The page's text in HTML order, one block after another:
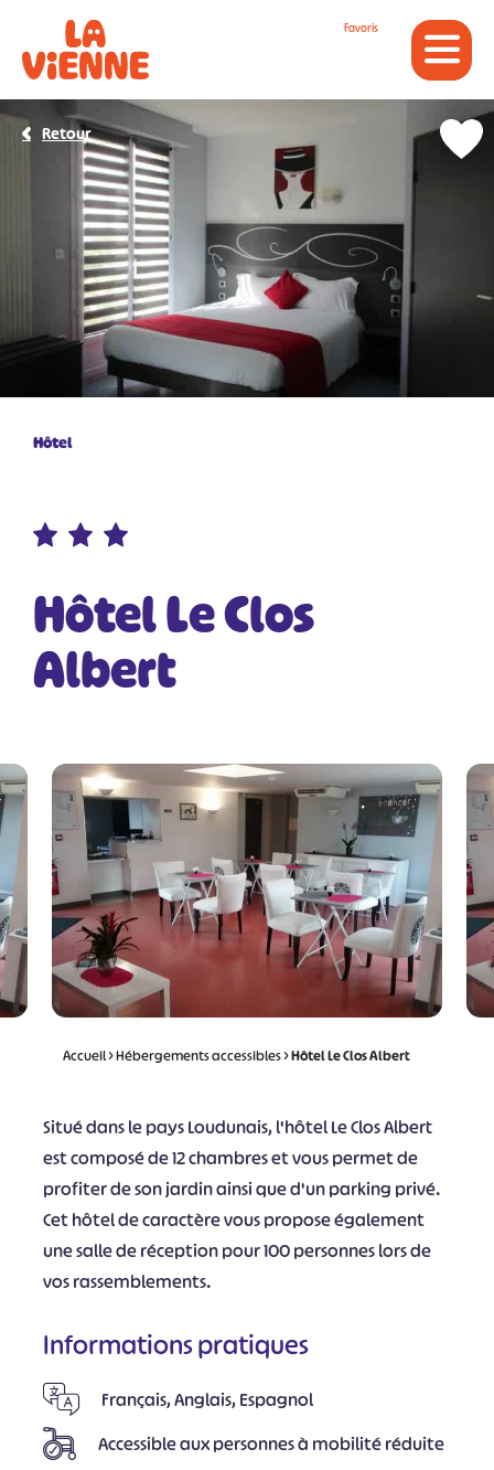
Favoris
Hôtel
Hôtel Le Clos
Albert
Retour
Accueil>Hébergements accessibles>Hôtel Le Clos Albert
Situé dans le pays Loudunais, l'hôtel Le Clos Albert
est composé de 12 chambres et vous permet de
profiter de son jardin ainsi que d'un parking privé.
Cet hôtel de caractère vous propose également
une salle de réception pour 100 personnes lors de
vos rassemblements.
Informations pratiques
Français, Anglais, Espagnol
Accessible aux personnes à mobilité réduite